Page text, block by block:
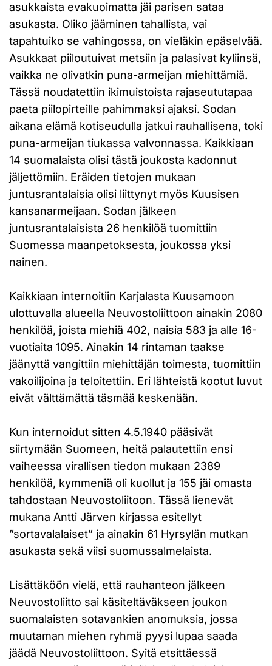
asukkaista evakuoimatta jäi parisen sataa
asukasta. Oliko jääminen tahallista, vai
tapahtuiko se vahingossa, on vieläkin epäselvää.
Asukkaat piiloutuivat metsiin ja palasivat kyliinsä,
vaikka ne olivatkin puna-armeijan miehittämiä.
Tässä noudatettiin ikimuistoista rajaseututapaa
paeta piilopirteille pahimmaksi ajaksi. Sodan
aikana elämä kotiseudulla jatkui rauhallisena, toki
puna-armeijan tiukassa valvonnassa. Kaikkiaan
14 suomalaista olisi tästä joukosta kadonnut
jäljettömiin. Eräiden tietojen mukaan
juntusrantalaisia olisi liittynyt myös Kuusisen
kansanarmeijaan. Sodan jälkeen
juntusrantalaisista 26 henkilöä tuomittiin
Suomessa maanpetoksesta, joukossa yksi
nainen.
Kaikkiaan internoitiin Karjalasta Kuusamoon
ulottuvalla alueella Neuvostoliittoon ainakin 2080
henkilöä, joista miehiä 402, naisia 583 ja alle 16-
vuotiaita 1095. Ainakin 14 rintaman taakse
jäänyttä vangittiin miehittäjän toimesta, tuomittiin
vakoilijoina ja teloitettiin. Eri lähteistä kootut luvut
eivät välttämättä täsmää keskenään.
Kun internoidut sitten 4.5.1940 pääsivät
siirtymään Suomeen, heitä palautettiin ensi
vaiheessa virallisen tiedon mukaan 2389
henkilöä, kymmeniä oli kuollut ja 155 jäi omasta
tahdostaan Neuvostoliitoon. Tässä lienevät
mukana Antti Järven kirjassa esitellyt
”sortavalalaiset” ja ainakin 61 Hyrsylän mutkan
asukasta sekä viisi suomussalmelaista.
Lisättäköön vielä, että rauhanteon jälkeen
Neuvostoliitto sai käsiteltäväkseen joukon
suomalaisten sotavankien anomuksia, jossa
muutaman miehen ryhmä pyysi lupaa saada
jäädä Neuvostoliittoon. Syitä etsittäessä